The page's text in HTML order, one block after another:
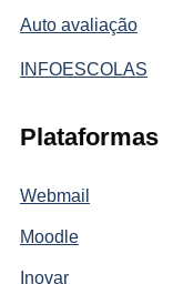
Auto avaliação
INFOESCOLAS
Plataformas
Webmail
Moodle
Inovar